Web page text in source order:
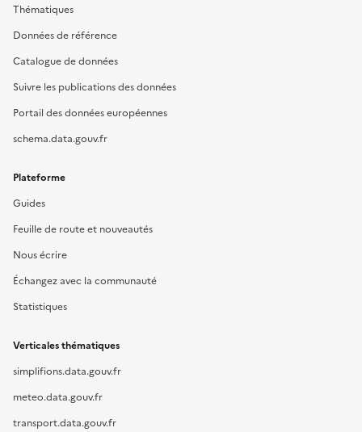
Thématiques
Données de référence
Catalogue de données
Suivre les publications des données
Portail des données européennes
schema.data.gouv.fr
Plateforme
Guides
Feuille de route et nouveautés
Nous écrire
Échangez avec la communauté
Statistiques
Verticales thématiques
simplifions.data.gouv.fr
meteo.data.gouv.fr
transport.data.gouv.fr